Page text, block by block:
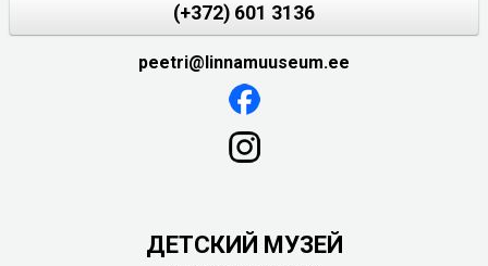
(+372) 601 3136
peetri@linnamuuseum.ee
ДЕТСКИЙ МУЗЕЙ